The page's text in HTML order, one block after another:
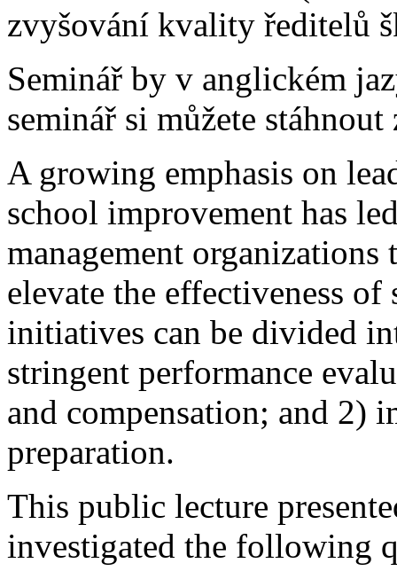
zvyšování kvality ředitelů
Seminář by v anglickém
seminář si můžete stáhnout
A growing emphasis on
school improvement has
management
elevate the effectiveness
initiatives can be divided
stringent performance
and compensation; and 2)
preparation.
This public lecture
investigated the following